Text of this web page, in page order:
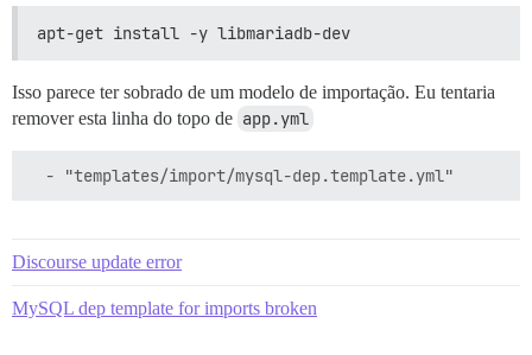
apt-get install -y libmariadb-dev
Isso parece ter sobrado de um modelo de importação. Eu tentaria
remover esta linha do topo de app.yml
Discourse update error
MySQL dep template for imports broken